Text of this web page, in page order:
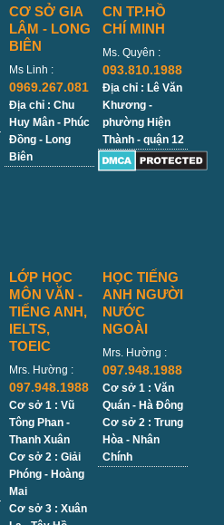
CƠ SỞ GIA
LÂM - LONG
BIÊN
Ms Linh :
0969.267.081
Địa chỉ : Chu
Huy Mân - Phúc
Đồng - Long
Biên
CN TP.HỒ
CHÍ MINH
Ms. Quyên :
093.810.1988
Địa chỉ : Lê Văn
Khương -
phường Hiện
Thành - quận 12
LỚP HỌC
MÔN VĂN -
TIẾNG ANH,
IELTS,
TOEIC
Mrs. Hường :
097.948.1988
Cơ sở 1 : Vũ
Tông Phan -
Thanh Xuân
Cơ sở 2 : Giải
Phóng - Hoàng
Mai
Cơ sở 3 : Xuân
HỌC TIẾNG
ANH NGƯỜI
NƯỚC
NGOÀI
Mrs. Hường :
097.948.1988
Cơ sở 1 : Văn
Quán - Hà Đông
Cơ sở 2 : Trung
Hòa - Nhân
Chính